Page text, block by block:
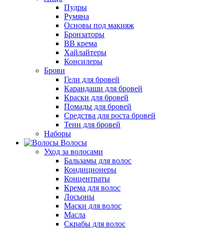
Пудры
Румяна
Основы под макияж
Бронзаторы
BB крема
Хайлайтеры
Консилеры
Брови
Гели для бровей
Карандаши для бровей
Краски для бровей
Помады для бровей
Средства для роста бровей
Тени для бровей
Наборы
Волосы
Уход за волосами
Бальзамы для волос
Кондиционеры
Концентраты
Крема для волос
Лосьоны
Маски для волос
Масла
Скрабы для волос